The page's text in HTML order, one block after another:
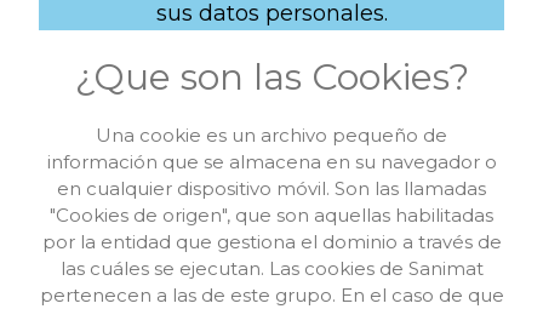
sus datos personales.
¿Que son las Cookies?
Una cookie es un archivo pequeño de
información que se almacena en su navegador o
en cualquier dispositivo móvil. Son las llamadas
"Cookies de origen", que son aquellas habilitadas
por la entidad que gestiona el dominio a través de
las cuáles se ejecutan. Las cookies de Sanimat
pertenecen a las de este grupo. En el caso de que